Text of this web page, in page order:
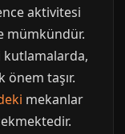
aktivitesi
mümkündür.
taşır.
mekanlar